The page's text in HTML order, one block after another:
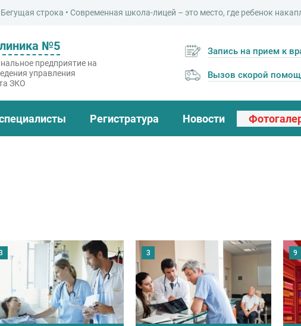
где ребенок накапливает опыт широкого знания ru
№5
предприятие на
управления
ЗКО
Запись на прием к
Вызов скорой
Регистратура Новости
3 9